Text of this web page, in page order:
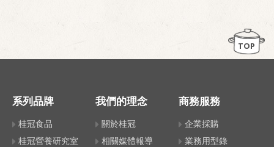
TOP
系列品牌
桂冠食品
桂冠營養研究室
我們的理念
關於桂冠
相關媒體報導
商務服務
企業採購
業務用型錄